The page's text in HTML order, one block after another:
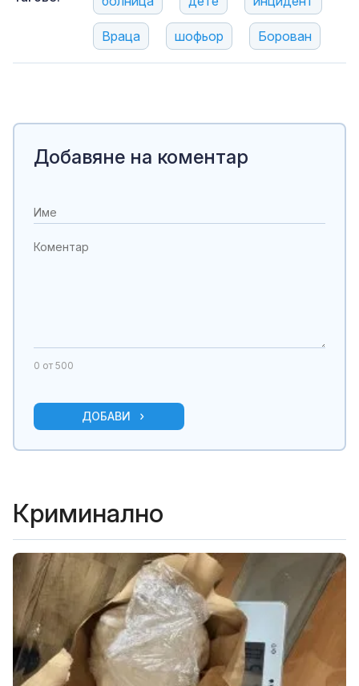
Враца шофьор Борован
Добавяне на коментар
0 от 500
ДОБАВИ
Криминално